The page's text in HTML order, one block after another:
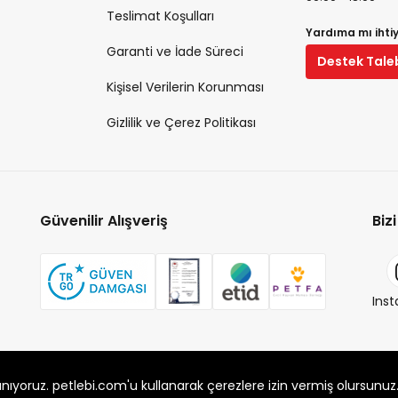
Teslimat Koşulları
Garanti ve İade Süreci
Kişisel Verilerin Korunması
Gizlilik ve Çerez Politikası
Yardıma mı
Destek
Güvenilir Alışveriş
Alaşarköy Mah. 1. Alaşar Cad. No: 9 Osmangazi/Bursa
petlebi.com'u kullanarak çerezlere izin vermiş